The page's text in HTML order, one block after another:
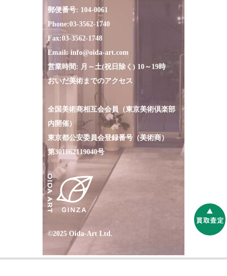
郵便番号: 104-0061
Phone:03-3562-1740
Fax:03-3562-1748
Email: info@oida-art.com
営業時間: 月～土(祝日除く) 10～19時
おいだ美術までのアクセス
全国美術商相互会会員（東京美術倶楽部
内開催）
東京都公安委員会登録番号（美術商）
第301062119040号
©2025 Oida-Art Ltd.